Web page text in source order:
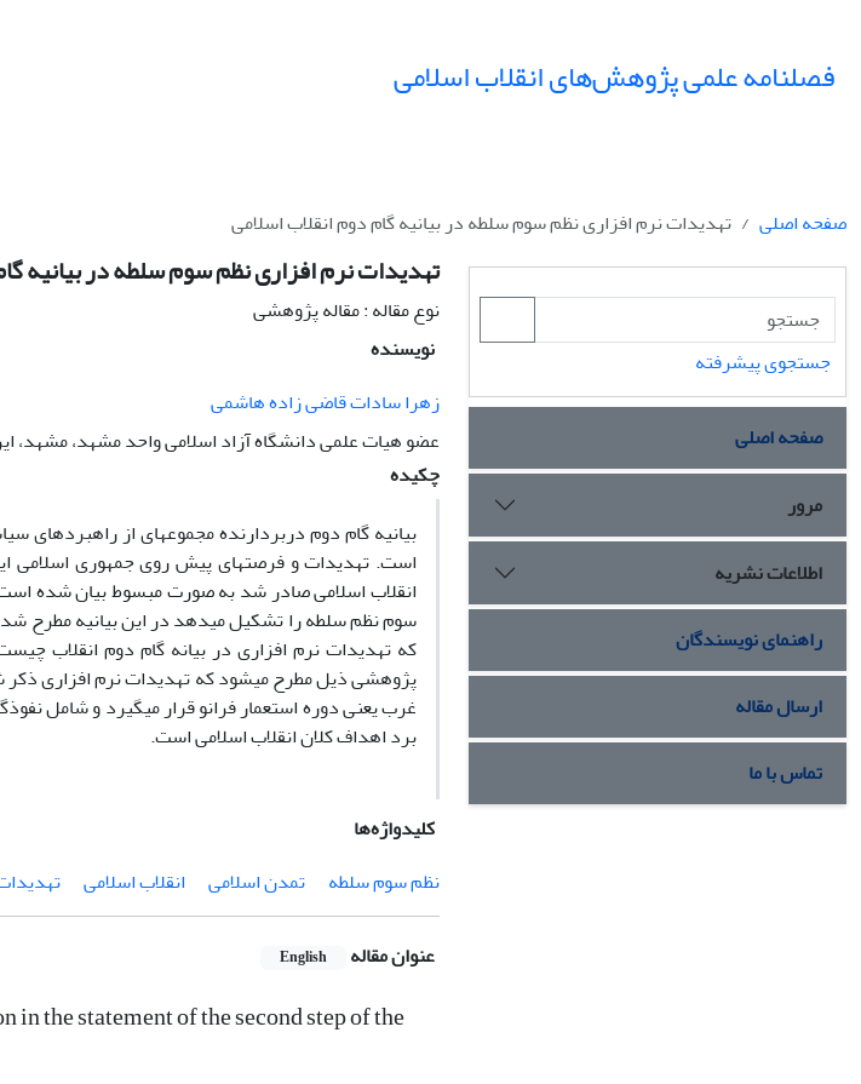
فصلنامه علمی پژوهش‌های انقلاب اسلامی
صفحه اصلی تهدیدات نرم افزاری نظم سوم سلطه در بیانیه گام دوم انقلاب اسلامی
تهدیدات نرم افزاری نظم سوم سلطه در بیانیه
نوع مقاله : مقاله پژوهشی
نویسنده
زهرا سادات قاضی زاده هاشمی
عضو هیات علمی دانشگاه آزاد اسلامی واحد مشهد، مشهد،
چکیده
بیانیه گام دوم دربردارنده مجموعه­ای از راهبردهای
است. تهدیدات و فرصت­های پیش روی جمهوری اسلامی
انقلاب اسلامی صادر شد به صورت مبسوط بیان شده
سوم نظم سلطه را تشکیل می­دهد در این بیانیه مطرح
که تهدیدات نرم افزاری در بیانه گام دوم انقلاب
پژوهشی ذیل مطرح می­شود که تهدیدات نرم افزاری ذکر
غرب یعنی دوره استعمار فرانو قرار می­گیرد و شامل
برد اهداف کلان انقلاب اسلامی است.
کلیدواژه‌ها
نظم سوم سلطه
تمدن اسلامی انقلاب اسلامی
عنوان مقاله English
the statement of the second step of the
جستجوی پیشرفته
صفحه اصلی
مرور
اطلاعات نشریه
راهنمای نویسندگان
ارسال مقاله
تماس با ما